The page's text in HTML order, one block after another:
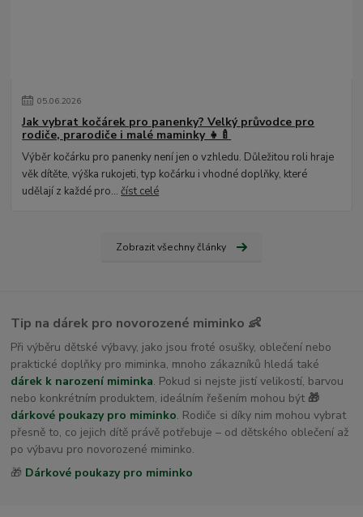
05.06.2026
Jak vybrat kočárek pro panenky? Velký průvodce pro
rodiče, prarodiče i malé maminky 👧🍼
Výběr kočárku pro panenky není jen o vzhledu. Důležitou roli hraje
věk dítěte, výška rukojeti, typ kočárku i vhodné doplňky, které
udělají z každé pro...číst celé
Zobrazit všechny články
Tip na dárek pro novorozené miminko 👶
Při výběru dětské výbavy, jako jsou froté osušky, oblečení nebo
praktické doplňky pro miminka, mnoho zákazníků hledá také
dárek k narození miminka. Pokud si nejste jistí velikostí, barvou
nebo konkrétním produktem, ideálním řešením mohou být 🎁
dárkové poukazy pro miminko. Rodiče si díky nim mohou vybrat
přesně to, co jejich dítě právě potřebuje – od dětského oblečení až
po výbavu pro novorozené miminko.
🎁 Dárkové poukazy pro miminko